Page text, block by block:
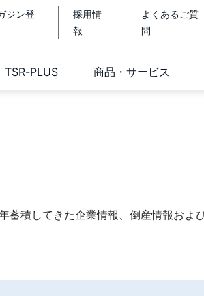
ジン登
採用情
報
よくあるご質
問
TSR-PLUS 商品・サービス
蓄積してきた企業情報、倒産情報およ